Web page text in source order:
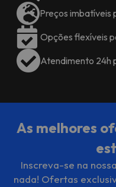
Preços imbatíveis
Opções flexíveis
Atendimento 24h
As melhores
Inscreva-se na
nada! Ofertas